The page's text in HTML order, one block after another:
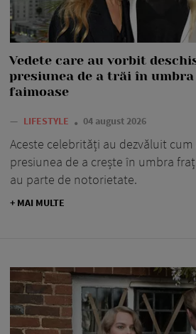
Vedete care au vorbit
presiunea de a trăi în
faimoase
— LIFESTYLE 04 august 2026
Aceste celebrități au dezvăluit
presiunea de a crește în umbra
au parte de notorietate.
+ MAI MULTE